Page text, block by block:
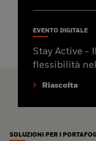
EVENTO DIGITALE
Stay Active -
flessibilità
Riascolta
SOLUZIONI PER I